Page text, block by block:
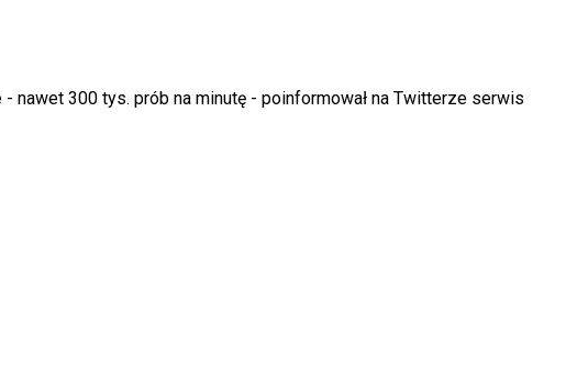
300 tys. prób na minutę - poinformował na Twitterze serwis